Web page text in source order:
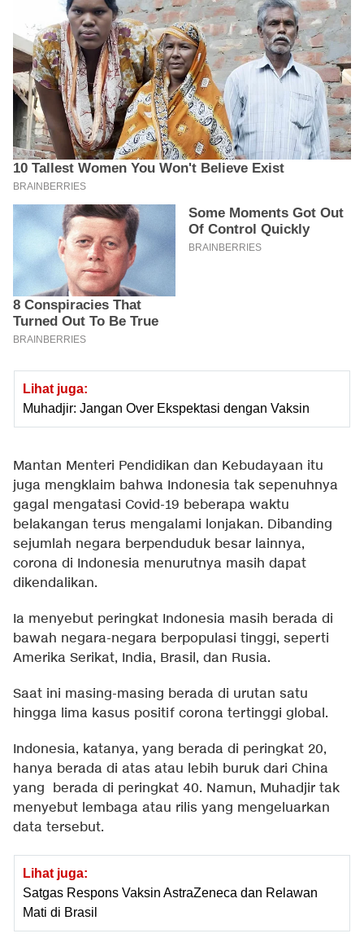
Lihat juga:
Muhadjir: Jangan Over Ekspektasi dengan Vaksin
Mantan Menteri Pendidikan dan Kebudayaan itu
juga mengklaim bahwa Indonesia tak sepenuhnya
gagal mengatasi Covid-19 beberapa waktu
belakangan terus mengalami lonjakan. Dibanding
sejumlah negara berpenduduk besar lainnya,
corona di Indonesia menurutnya masih dapat
dikendalikan.
Ia menyebut peringkat Indonesia masih berada di
bawah negara-negara berpopulasi tinggi, seperti
Amerika Serikat, India, Brasil, dan Rusia.
Saat ini masing-masing berada di urutan satu
hingga lima kasus positif corona tertinggi global.
Indonesia, katanya, yang berada di peringkat 20,
hanya berada di atas atau lebih buruk dari China
yang berada di peringkat 40. Namun, Muhadjir tak
menyebut lembaga atau rilis yang mengeluarkan
data tersebut.
Lihat juga:
Satgas Respons Vaksin AstraZeneca dan Relawan
Mati di Brasil